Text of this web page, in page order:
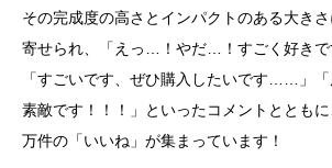
その完成度の高さとインパクトのある大き
寄せられ、「えっ…！やだ…！すごく好きで
「すごいです、ぜひ購入したいです……」「
素敵です！！！」といったコメントととも
万件の「いいね」が集まっています！